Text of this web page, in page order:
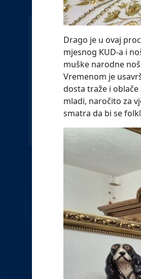
Drago je u ovaj
mjesnog KUD-a i
muške narodne
Vremenom je
dosta traže i
mladi, naročito za
smatra da bi se